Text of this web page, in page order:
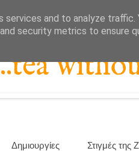
Δημιουργίες Στιγμές της
and to analyze traffic.
security metrics to ensure